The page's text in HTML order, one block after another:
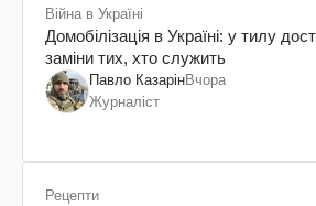
Війна в Україні
Домобілізація в Україні: у тилу
заміни тих, хто служить
Павло КазарінВчора
Журналіст
Рецепти